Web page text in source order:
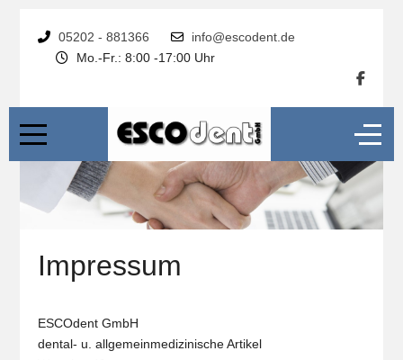
05202 - 881366
info@escodent.de
Mo.-Fr.: 8:00 -17:00 Uhr
Impressum
ESCOdent GmbH
dental- u. allgemeinmedizinische Artikel